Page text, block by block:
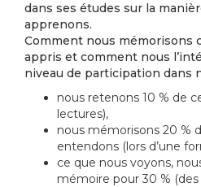
dans ses études sur la
apprenons.
Comment nous mémorisons
appris et comment nous
niveau de participation dans
nous retenons 10 % de
lectures),
nous mémorisons 20 %
entendons (lors d’une
ce que nous voyons,
mémoire pour 30 %